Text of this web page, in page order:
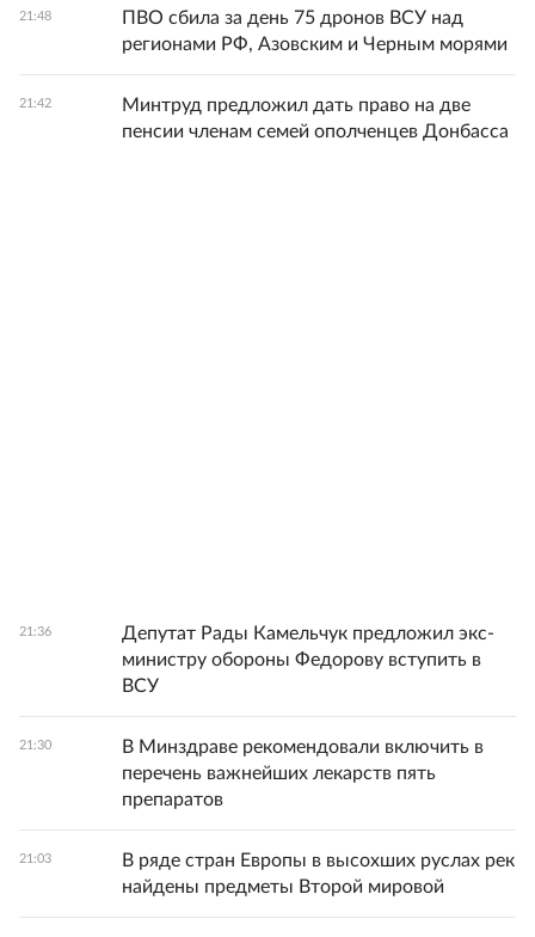
21:48
ПВО сбила за день 75 дронов ВСУ над
регионами РФ, Азовским и Черным морями
21:42
Минтруд предложил дать право на две
пенсии членам семей ополченцев Донбасса
21:36
Депутат Рады Камельчук предложил экс-
министру обороны Федорову вступить в
ВСУ
21:30
В Минздраве рекомендовали включить в
перечень важнейших лекарств пять
препаратов
21:03
В ряде стран Европы в высохших руслах рек
найдены предметы Второй мировой